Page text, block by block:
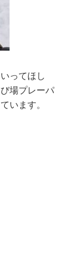
ってほし
場プレーパ
います。